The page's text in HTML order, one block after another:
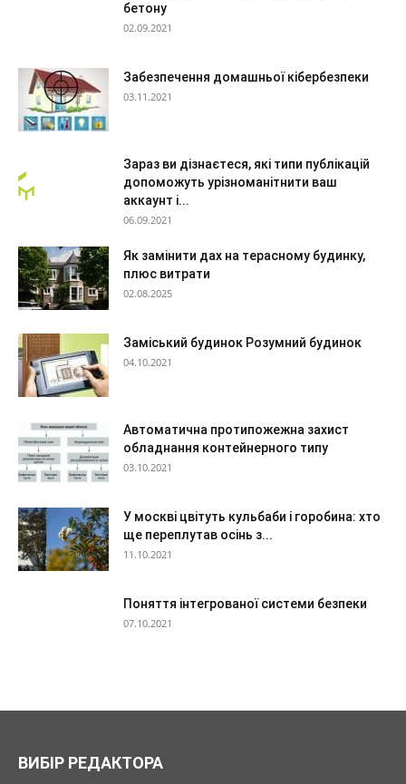
бетону
02.09.2021
Забезпечення домашньої кібербезпеки
03.11.2021
Зараз ви дізнаєтеся, які типи публікацій
допоможуть урізноманітнити ваш
аккаунт і...
06.09.2021
Як замінити дах на терасному будинку,
плюс витрати
02.08.2025
Заміський будинок Розумний будинок
04.10.2021
Автоматична протипожежна захист
обладнання контейнерного типу
03.10.2021
У москві цвітуть кульбаби і горобина: хто
ще переплутав осінь з...
11.10.2021
Поняття інтегрованої системи безпеки
07.10.2021
ВИБІР РЕДАКТОРА